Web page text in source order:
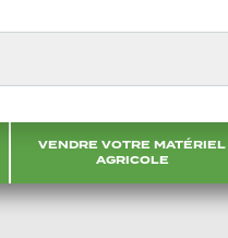
VENDRE VOTRE MATÉRIEL
AGRICOLE